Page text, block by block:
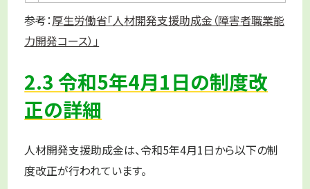
参考：厚生労働省「人材開発支援助成金（障害者職業能
力開発コース）」
2.3 令和5年4月1日の制度改
正の詳細
人材開発支援助成金は、令和5年4月1日から以下の制
度改正が行われています。